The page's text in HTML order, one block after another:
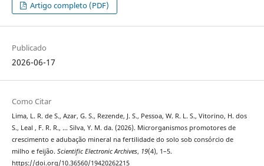
Artigo completo (PDF)
Publicado
2026-06-17
Como Citar
Lima, L. R. de S., Azar, G. S., Rezende, J. S., Pessoa, W. R. L. S., Vitorino, H. dos
S., Leal , F. R. R., … Silva, Y. M. da. (2026). Microrganismos promotores de
crescimento e adubação mineral na fertilidade do solo sob consórcio de
milho e feijão. Scientific Electronic Archives, 19(4), 1–5.
https://doi.org/10.36560/19420262215